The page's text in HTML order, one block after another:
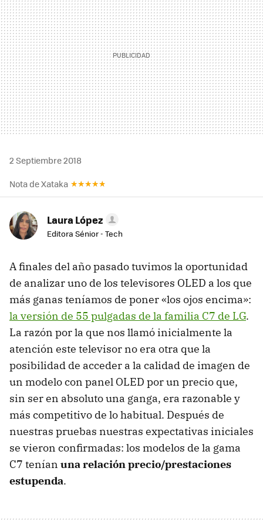
2 Septiembre 2018
Nota de Xataka
Laura López
Editora Sénior - Tech
A finales del año pasado tuvimos la oportunidad
de analizar uno de los televisores OLED a los que
más ganas teníamos de poner «los ojos encima»:
la versión de 55 pulgadas de la familia C7 de LG.
La razón por la que nos llamó inicialmente la
atención este televisor no era otra que la
posibilidad de acceder a la calidad de imagen de
un modelo con panel OLED por un precio que,
sin ser en absoluto una ganga, era razonable y
más competitivo de lo habitual. Después de
nuestras pruebas nuestras expectativas iniciales
se vieron confirmadas: los modelos de la gama
C7 tenían una relación precio/prestaciones
estupenda.